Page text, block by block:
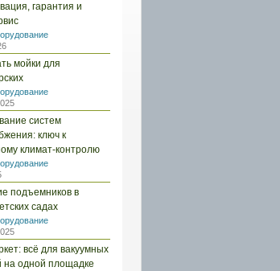
гарантия и
мойки для
систем
ключ к
климат-контролю
подъемников в
садах
всё для вакуумных
на одной площадке